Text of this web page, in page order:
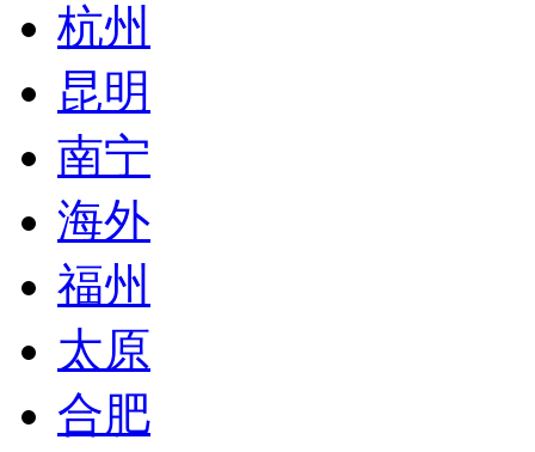
杭州
昆明
南宁
海外
福州
太原
合肥